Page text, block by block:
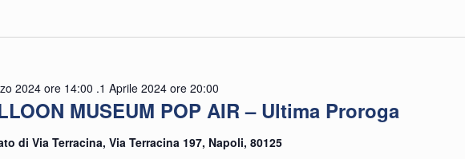
MUSEUM POP AIR – Ultima Proroga
2024 ore 14:00 .1 Aprile 2024 ore 20:00
di Via Terracina, Via Terracina 197, Napoli, 80125